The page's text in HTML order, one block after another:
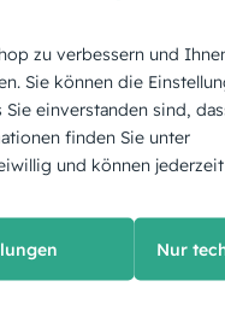
zu verbessern und
Sie können die
einverstanden sind,
finden Sie unter
und können
Nur